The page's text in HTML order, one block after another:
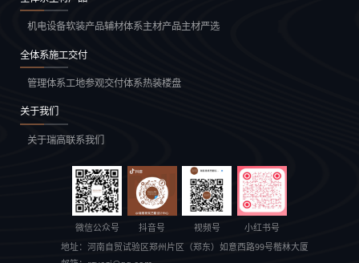
机电设备软装产品辅材体系主材产品主材严选
全体系施工交付
管理体系工地参观交付体系热装楼盘
关于我们
关于瑞高联系我们
微信公众号 抖音号 视频号 小红书号
地址： 河南自贸试验区郑州片区（郑东）如意西路99号楷林大厦